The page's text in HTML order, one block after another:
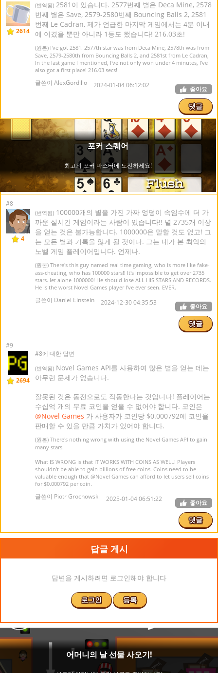
2614
(번역됨) 2581이 있습니다. 2577번째 별은 Deca Mine, 2578
번째 별은 Save, 2579-2580번째 Bouncing Balls 2, 2581
번째 Le Cadran, 제가 언급한 마지막 게임에서는 4분 이내
에 이겼을 뿐만 아니라 1등도 했습니다! 216.03초!
(원본) I've got 2581. 2577th star was from Deca Mine, 2578th was from
Save, 2579-2580th from Bouncing Balls 2, and 2581st from Le Cadran,
In the last game I mentioned, I've not only won under 4 minutes, I've
also got a first place! 216.03 secs!
글쓴이 AlexGordillo 2024-01-04 06:12:02 좋아요
댓글
#8
4
(번역됨) 100000개의 별을 가진 가짜 엉덩이 속임수에 더 가
까운 실시간 게임이라는 사람이 있습니다!! 별 2735개 이상
을 얻는 것은 불가능합니다. 1000000은 말할 것도 없고! 그
는 모든 별과 기록을 잃게 될 것이다. 그는 내가 본 최악의
노벨 게임 플레이어입니다. 언제나.
(원본) There's this guy named real time gaming, who is more like fake-
ass-cheating, who has 100000 stars!! It's impossible to get over 2735
stars. let alone 1000000! He should lose ALL HIS STARS AND RECORDS.
He is the worst Novel Games player I've ever seen. EVER.
글쓴이 Daniel Einstein 2024-12-30 04:35:53 좋아요
댓글
#9
2694
#8에 대한 답변
(번역됨) Novel Games API를 사용하여 많은 별을 얻는 데는
아무런 문제가 없습니다.
잘못된 것은 동전으로도 작동한다는 것입니다! 플레이어는
수십억 개의 무료 코인을 얻을 수 없어야 합니다. 코인은
@Novel Games 가 사용자가 코인당 $0.000792에 코인을
판매할 수 있을 만큼 가치가 있어야 합니다.
(원본) There's nothing wrong with using the Novel Games API to gain
many stars.
What IS WRONG is that IT WORKS WITH COINS AS WELL! Players
shouldn't be able to gain billions of free coins. Coins need to be
valuable enough that @Novel Games can afford to let users sell coins
for $0.000792 per coin.
글쓴이 Piotr Grochowski 2025-01-04 06:51:22 좋아요
댓글
답글 게시
답변을 게시하려면 로그인해야 합니다
로그인 등록